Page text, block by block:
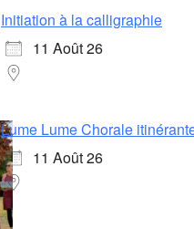
Initiation à la calligraphie
11 Août 26
Lume Lume Chorale
11 Août 26